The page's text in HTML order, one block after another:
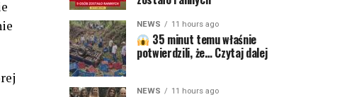
NEWS 11 hours ago
35 minut temu właśnie
potwierdzili, że… Czytaj dalej
NEWS 11 hours ago